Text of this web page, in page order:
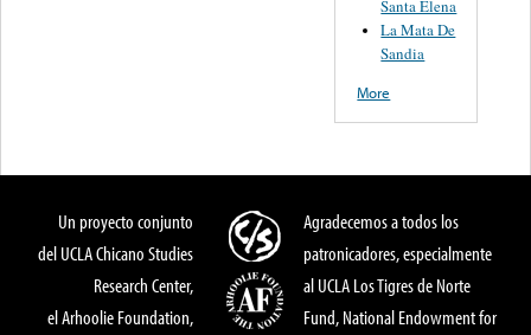
Santa Elena
La Mata De
Sandia
More
Un proyecto conjunto
del UCLA Chicano Studies
Research Center,
el Arhoolie Foundation,
Agradecemos a todos los
patronicadores, especialmente
al UCLA Los Tigres de Norte
Fund, National Endowment for